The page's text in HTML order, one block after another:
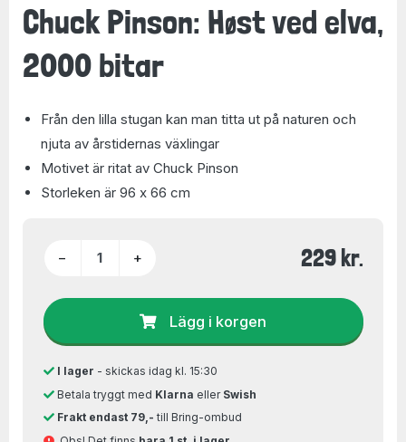
Chuck Pinson: Høst ved elva,
2000 bitar
Från den lilla stugan kan man titta ut på naturen och
njuta av årstidernas växlingar
Motivet är ritat av Chuck Pinson
Storleken är 96 x 66 cm
− + 229 kr.
Lägg i korgen
I lager - skickas idag kl. 15:30
Betala tryggt med Klarna eller Swish
Frakt endast 79,- till Bring-ombud